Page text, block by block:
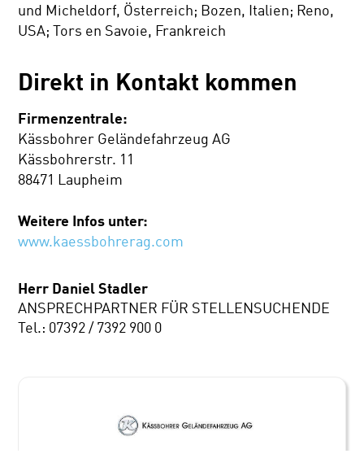
und Micheldorf, Österreich; Bozen, Italien; Reno,
USA; Tors en Savoie, Frankreich
Direkt in Kontakt kommen
Firmenzentrale:
Kässbohrer Geländefahrzeug AG
Kässbohrerstr. 11
88471 Laupheim
Weitere Infos unter:
www.kaessbohrerag.com
Herr Daniel Stadler
ANSPRECHPARTNER FÜR STELLENSUCHENDE
Tel.: 07392 / 7392 900 0